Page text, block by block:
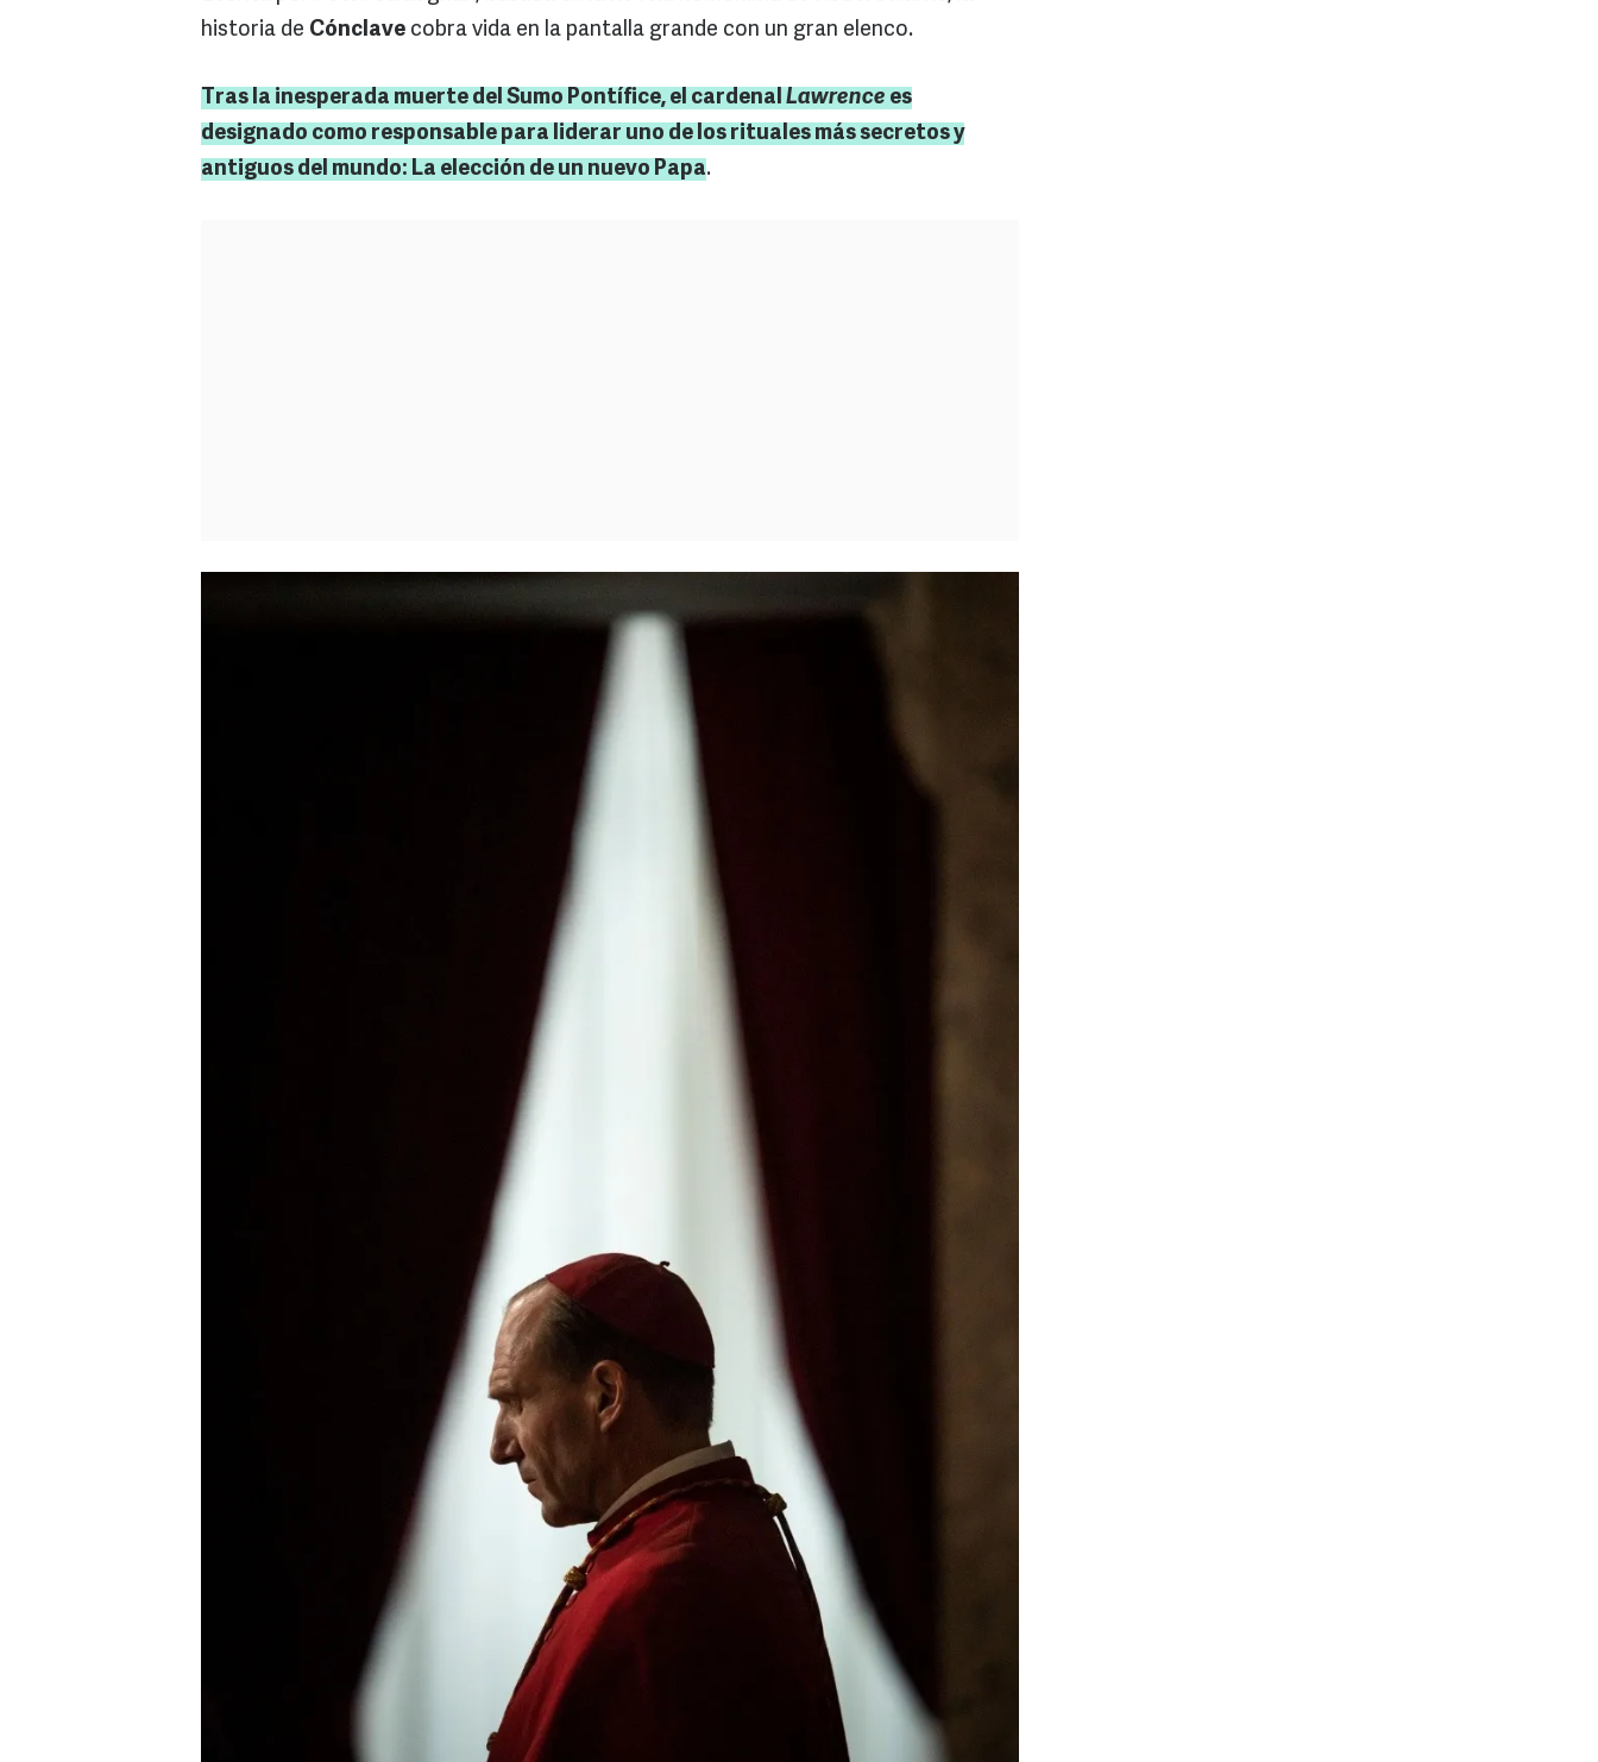
historia de Cónclave cobra vida en la pantalla grande con un gran elenco.
Tras la inesperada muerte del Sumo Pontífice, el cardenal Lawrence es
designado como responsable para liderar uno de los rituales más secretos y
antiguos del mundo: La elección de un nuevo Papa.